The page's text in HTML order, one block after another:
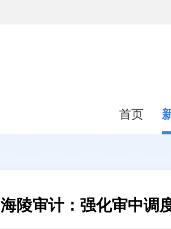
首页
海陵审计：强化审中调